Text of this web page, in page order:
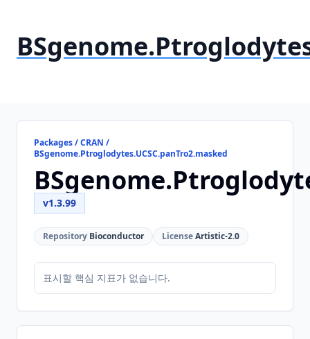
Packages / CRAN /
BSgenome.Ptroglodytes.UCSC.panTro2.masked
v1.3.99
Repository Bioconductor LicenseArtistic-2.0
표시할 핵심 지표가 없습니다.